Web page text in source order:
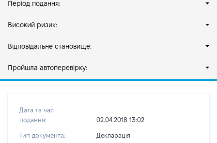
Період подання:
Високий ризик:
Відповідальне становище:
Пройшла автоперевірку:
Дата та час
подання:
02.04.2018 13:02
Тип документа: Декларація